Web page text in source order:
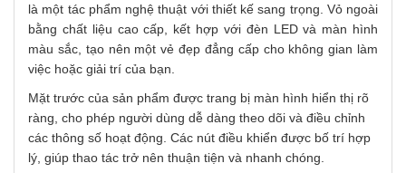
là một tác phẩm nghệ thuật với thiết kế sang trọng. Vỏ ngoài
bằng chất liệu cao cấp, kết hợp với đèn LED và màn hình
màu sắc, tạo nên một vẻ đẹp đẳng cấp cho không gian làm
việc hoặc giải trí của bạn.
Mặt trước của sản phẩm được trang bị màn hình hiển thị rõ
ràng, cho phép người dùng dễ dàng theo dõi và điều chỉnh
các thông số hoạt động. Các nút điều khiển được bố trí hợp
lý, giúp thao tác trở nên thuận tiện và nhanh chóng.